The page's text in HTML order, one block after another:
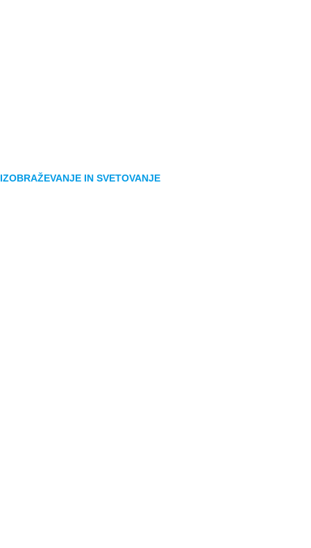
IZOBRAŽEVANJE IN SVETOVANJE